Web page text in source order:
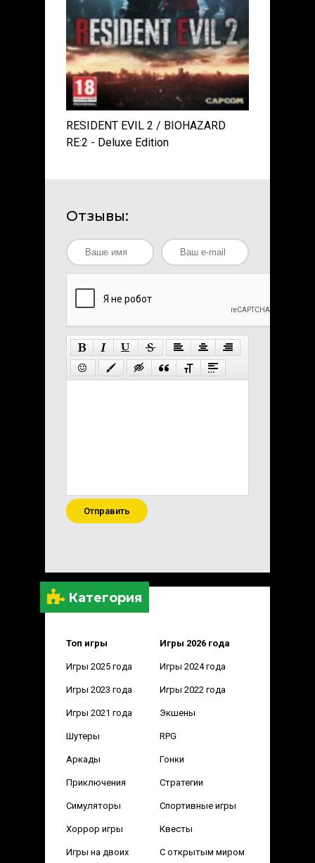
Категория
Топ игры Игры 2026 года
Игры 2025 года Игры 2024 года
Игры 2023 года Игры 2022 года
Игры 2021 года Экшены
Шутеры RPG
Аркады Гонки
Приключения Стратегии
Симуляторы Спортивные игры
Хоррор игры Квесты
Игры на двоих С открытым миром
RESIDENT EVIL 2 / BIOHAZARD
RE:2 - Deluxe Edition
Отзывы:
Отправить